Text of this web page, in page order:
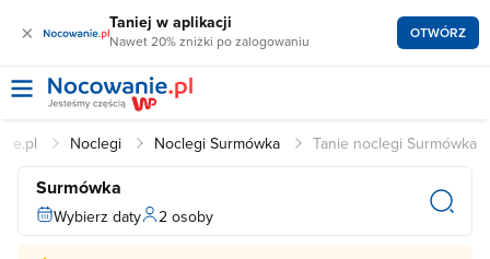
× Taniej w aplikacji
Nawet 20% zniżki po zalogowaniu OTWÓRZ
Noclegi Noclegi Surmówka Tanie noclegi Surmówka
Surmówka
Wybierz daty 2 osoby